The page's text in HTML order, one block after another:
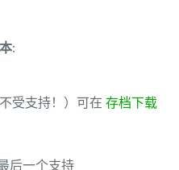
:
受支持！）可在 存档下载
后一个支持